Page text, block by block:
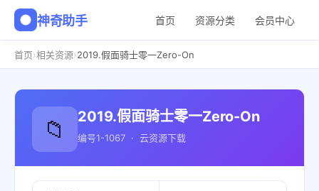
神奇助手 首页 资源分类 会员中心
首页›相关资源›2019.假面骑士零一Zero-On
📁 2019.假面骑士零一Zero-On
编号1-1067 · 云资源下载